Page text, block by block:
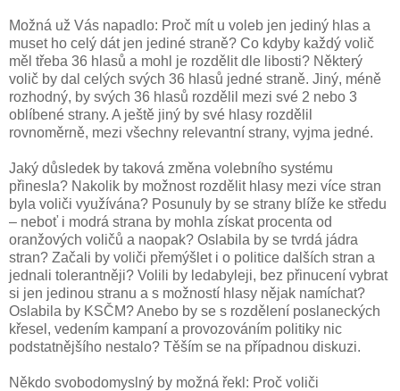
Možná už Vás napadlo: Proč mít u voleb jen jediný hlas a
muset ho celý dát jen jediné straně? Co kdyby každý volič
měl třeba 36 hlasů a mohl je rozdělit dle libosti? Některý
volič by dal celých svých 36 hlasů jedné straně. Jiný, méně
rozhodný, by svých 36 hlasů rozdělil mezi své 2 nebo 3
oblíbené strany. A ještě jiný by své hlasy rozdělil
rovnoměrně, mezi všechny relevantní strany, vyjma jedné.
Jaký důsledek by taková změna volebního systému
přinesla? Nakolik by možnost rozdělit hlasy mezi více stran
byla voliči využívána? Posunuly by se strany blíže ke středu
– neboť i modrá strana by mohla získat procenta od
oranžových voličů a naopak? Oslabila by se tvrdá jádra
stran? Začali by voliči přemýšlet i o politice dalších stran a
jednali tolerantněji? Volili by ledabyleji, bez přinucení vybrat
si jen jedinou stranu a s možností hlasy nějak namíchat?
Oslabila by KSČM? Anebo by se s rozdělení poslaneckých
křesel, vedením kampaní a provozováním politiky nic
podstatnějšího nestalo? Těším se na případnou diskuzi.
Někdo svobodomyslný by možná řekl: Proč voliči